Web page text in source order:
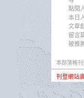
點閱
本日
文章
留言
被推
本部落格刊
刊登網站